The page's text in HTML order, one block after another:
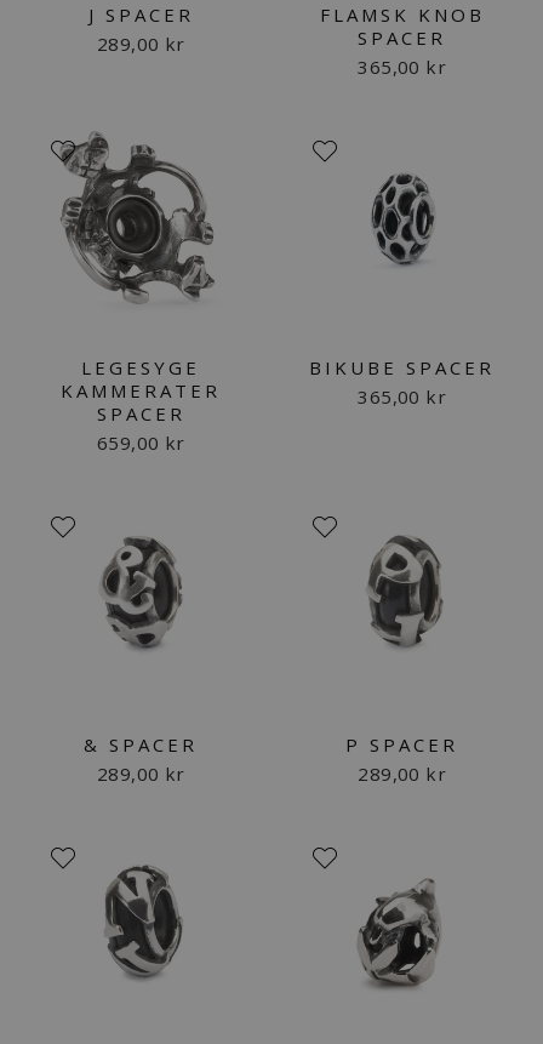
J SPACER
289,00 kr
FLAMSK KNOB
SPACER
365,00 kr
LEGESYGE
KAMMERATER
SPACER
659,00 kr
BIKUBE SPACER
365,00 kr
& SPACER
289,00 kr
P SPACER
289,00 kr